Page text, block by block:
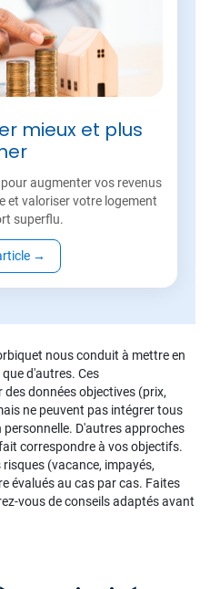
mieux et plus
augmenter vos revenus
et valoriser votre logement
superflu.
→
nous conduit à mettre en
d'autres. Ces
données objectives (prix,
ne peuvent pas intégrer tous
D'autres approches
correspondre à vos objectifs.
(vacance, impayés,
évalués au cas par cas. Faites
vous de conseils adaptés avant